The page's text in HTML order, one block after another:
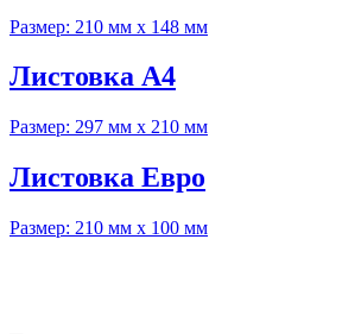
Размер: 210 мм x 148 мм
Листовка А4
Размер: 297 мм x 210 мм
Листовка Евро
Размер: 210 мм x 100 мм